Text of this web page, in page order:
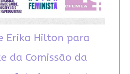
Erika Hilton para
da Comissão da